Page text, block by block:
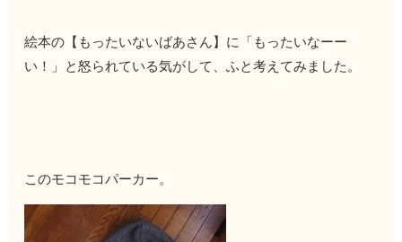
絵本の【もったいないばあさん】に「もったいなーー
い！」と怒られている気がして、ふと考えてみました。
このモコモコパーカー。